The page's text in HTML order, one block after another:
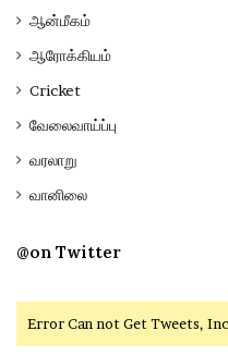
ஆன்மீகம்
ஆரோக்கியம்
Cricket
வேலைவாய்ப்பு
வரலாறு
வானிலை
@on Twitter
Error Can not Get Tweets,